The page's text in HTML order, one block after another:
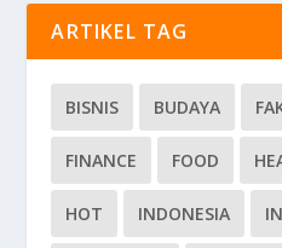
ARTIKEL TAG
BISNIS BUDAYA
FINANCE FOOD
HOT INDONESIA